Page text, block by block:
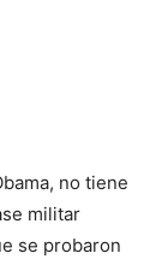
no tiene
militar
se probaron